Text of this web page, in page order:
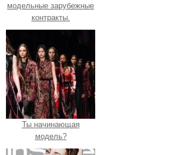
модельные зарубежные
контракты.
Ты начинающая
модель?